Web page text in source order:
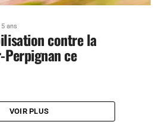
5 ans
contre la
ce
VOIR PLUS